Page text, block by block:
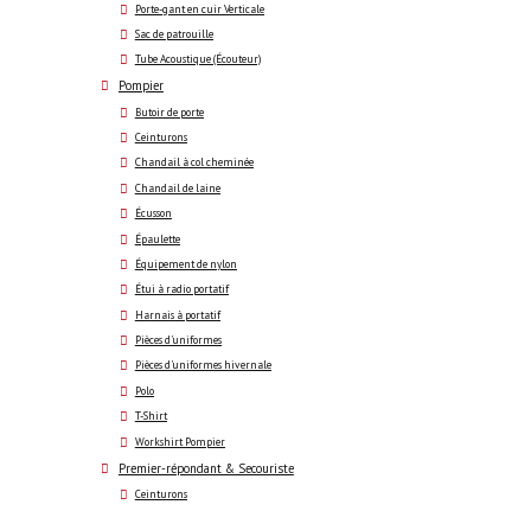
Porte-gant en cuir Verticale
Sac de patrouille
Tube Acoustique (Écouteur)
Pompier
Butoir de porte
Ceinturons
Chandail à col cheminée
Chandail de laine
Écusson
Épaulette
Équipement de nylon
Étui à radio portatif
Harnais à portatif
Pièces d'uniformes
Pièces d'uniformes hivernale
Polo
T-Shirt
Workshirt Pompier
Premier-répondant & Secouriste
Ceinturons